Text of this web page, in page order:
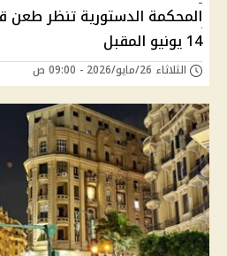
المحكمة الدستورية تنظر طعن
14 يونيو المقبل
الثلاثاء 26/مايو/2026 - 09:00 ص